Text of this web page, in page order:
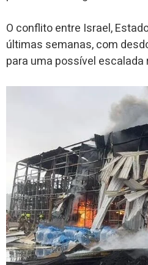
O conflito entre Israel,
últimas semanas, com
para uma possível